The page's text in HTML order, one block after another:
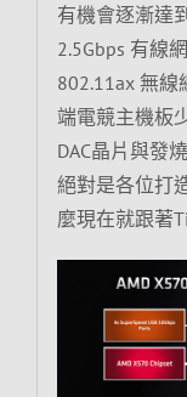
有機會逐漸達
2.5Gbps 有線
802.11ax 無
端電競主機板
DAC晶片與發
絕對是各位打
麼現在就跟著